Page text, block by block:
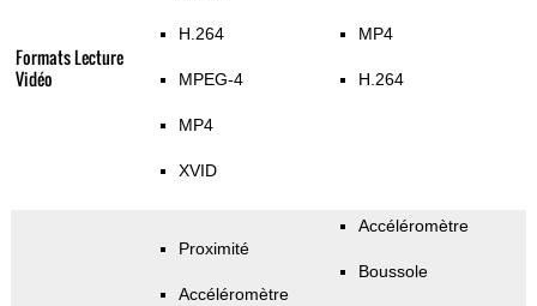
Formats Lecture
Vidéo
H.264
MPEG-4
MP4
XVID
MP4
H.264
Proximité
Accéléromètre
Accéléromètre
Boussole